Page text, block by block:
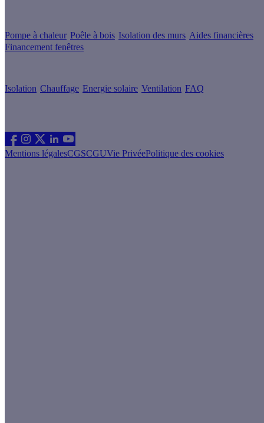
Pompe à chaleur Poêle à bois Isolation des murs Aides financières
Financement fenêtres
Isolation Chauffage Energie solaire Ventilation FAQ
Mentions légalesCGSCGUVie PrivéePolitique des cookies